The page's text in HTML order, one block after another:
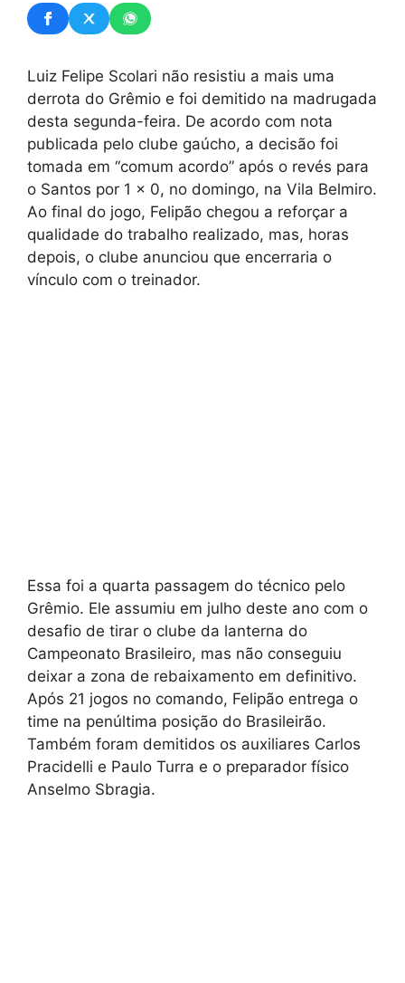
Luiz Felipe Scolari não resistiu a mais uma
derrota do Grêmio e foi demitido na madrugada
desta segunda-feira. De acordo com nota
publicada pelo clube gaúcho, a decisão foi
tomada em “comum acordo” após o revés para
o Santos por 1 x 0, no domingo, na Vila Belmiro.
Ao final do jogo, Felipão chegou a reforçar a
qualidade do trabalho realizado, mas, horas
depois, o clube anunciou que encerraria o
vínculo com o treinador.
Essa foi a quarta passagem do técnico pelo
Grêmio. Ele assumiu em julho deste ano com o
desafio de tirar o clube da lanterna do
Campeonato Brasileiro, mas não conseguiu
deixar a zona de rebaixamento em definitivo.
Após 21 jogos no comando, Felipão entrega o
time na penúltima posição do Brasileirão.
Também foram demitidos os auxiliares Carlos
Pracidelli e Paulo Turra e o preparador físico
Anselmo Sbragia.